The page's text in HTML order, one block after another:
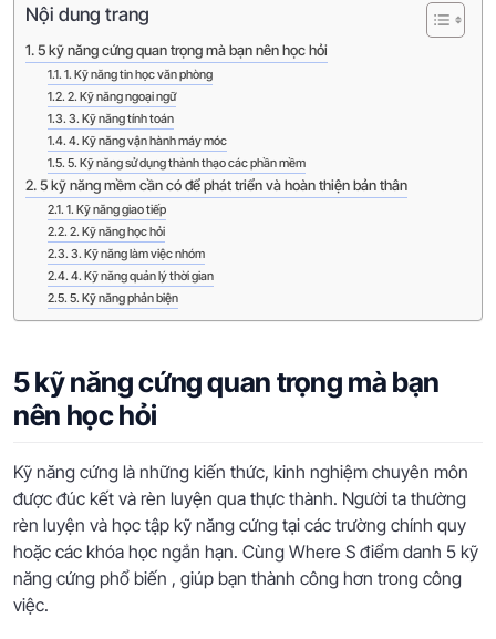
Nội dung trang
5 kỹ năng cứng quan trọng mà bạn nên học hỏi
1. Kỹ năng tin học văn phòng
2. Kỹ năng ngoại ngữ
3. Kỹ năng tính toán
4. Kỹ năng vận hành máy móc
5. Kỹ năng sử dụng thành thạo các phần mềm
5 kỹ năng mềm cần có để phát triển và hoàn thiện bản thân
1. Kỹ năng giao tiếp
2. Kỹ năng học hỏi
3. Kỹ năng làm việc nhóm
4. Kỹ năng quản lý thời gian
5. Kỹ năng phản biện
5 kỹ năng cứng quan trọng mà bạn
nên học hỏi
Kỹ năng cứng là những kiến thức, kinh nghiệm chuyên môn
được đúc kết và rèn luyện qua thực thành. Người ta thường
rèn luyện và học tập kỹ năng cứng tại các trường chính quy
hoặc các khóa học ngắn hạn. Cùng Where S điểm danh 5 kỹ
năng cứng phổ biến , giúp bạn thành công hơn trong công
việc.